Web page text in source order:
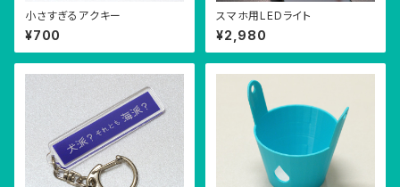
小さすぎるアクキー
¥700
スマホ用LEDライト
¥2,980